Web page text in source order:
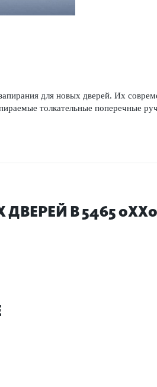
для новых дверей. Их
тол­кательные попе­р­ечные
B 5465 0XX0